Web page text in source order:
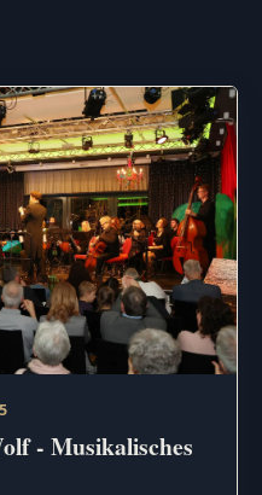
- Musikalisches